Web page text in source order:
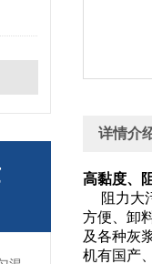
详情介
高黏度、
阻力大
方便、卸
及各种灰
机有国产